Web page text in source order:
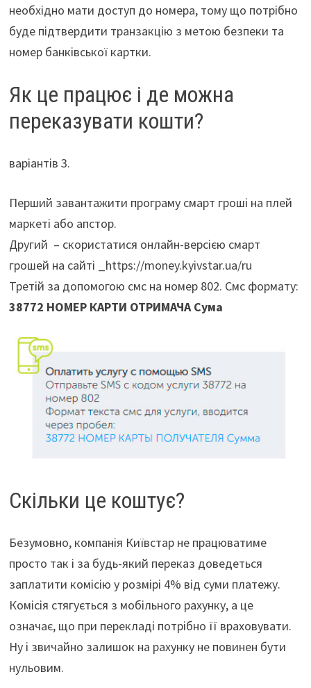
необхідно мати доступ до номера, тому що потрібно
буде підтвердити транзакцію з метою безпеки та
номер банківської картки.
Як це працює і де можна
переказувати кошти?
варіантів 3.
Перший завантажити програму смарт гроші на плей
маркеті або апстор.
Другий – скористатися онлайн-версією смарт
грошей на сайті _https://money.kyivstar.ua/ru
Третій за допомогою смс на номер 802. Смс формату:
38772 НОМЕР КАРТИ ОТРИМАЧА Сума
Скільки це коштує?
Безумовно, компанія Київстар не працюватиме
просто так і за будь-який переказ доведеться
заплатити комісію у розмірі 4% від суми платежу.
Комісія стягується з мобільного рахунку, а це
означає, що при перекладі потрібно її враховувати.
Ну і звичайно залишок на рахунку не повинен бути
нульовим.